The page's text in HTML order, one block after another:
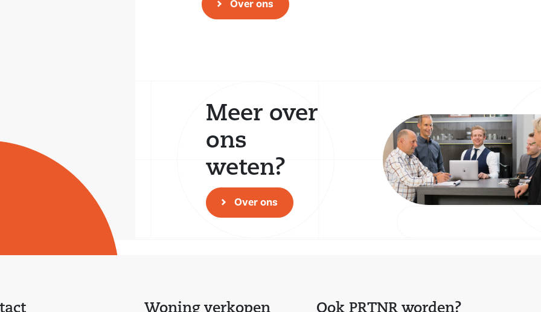
Over ons
Meer over
ons
weten?
Over ons
Woning verkopen Ook PRTNR worden?